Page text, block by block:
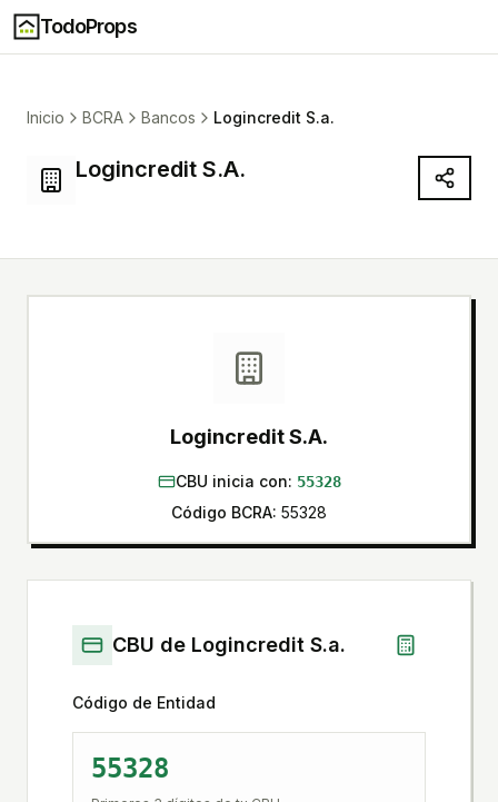
TodoProps
Inicio BCRA Bancos Logincredit S.a.
Logincredit S.A.
Logincredit S.A.
CBU inicia con: 55328
Código BCRA: 55328
CBU de Logincredit S.a.
Código de Entidad
55328